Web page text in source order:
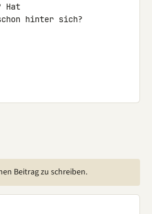
Hat
hinter sich?
Beitrag zu schreiben.